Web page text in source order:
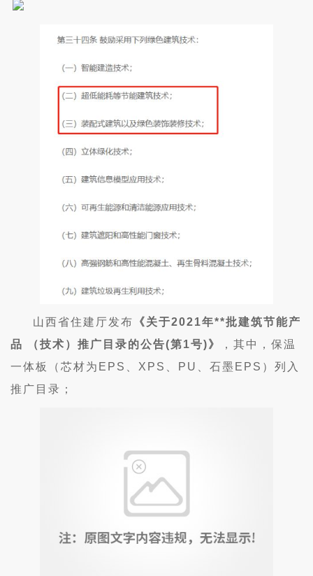
山西省住建厅发布 《关于2021年**批建筑节能产
品 （技术）推广目录的公告(第1号)》
，其中，保温
一体板（芯材为 EPS、XPS、PU、石墨EPS）列入
推广目录；